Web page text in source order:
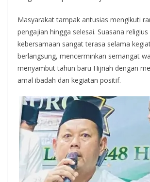
Masyarakat tampak antusias mengikuti
pengajian hingga selesai. Suasana religius
kebersamaan sangat terasa selama
berlangsung, mencerminkan semangat
menyambut tahun baru Hijriah dengan
amal ibadah dan kegiatan positif.